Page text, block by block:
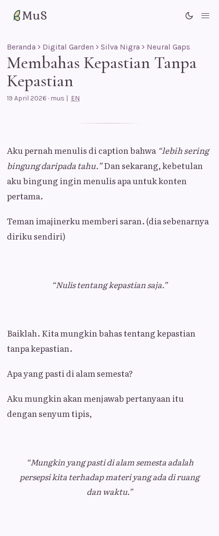
MuS
Beranda Digital Garden Silva Nigra Neural Gaps
Membahas Kepastian Tanpa
Kepastian
19 April 2026 · mus | EN
Aku pernah menulis di caption bahwa “lebih sering
bingung daripada tahu.”Dan sekarang, kebetulan
aku bingung ingin menulis apa untuk konten
pertama.
Teman imajinerku memberi saran. (dia sebenarnya
diriku sendiri)
“Nulis tentang kepastian saja.”
Baiklah. Kita mungkin bahas tentang kepastian
tanpa kepastian.
Apa yang pasti di alam semesta?
Aku mungkin akan menjawab pertanyaan itu
dengan senyum tipis,
“Mungkin yang pasti di alam semesta adalah
persepsi kita terhadap materi yang ada di ruang
dan waktu.”